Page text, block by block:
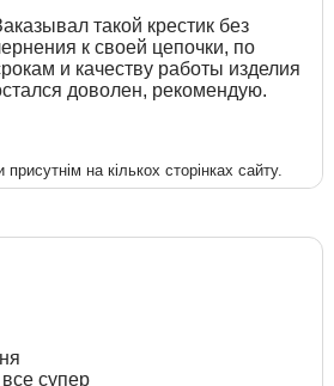
такой крестик без
к своей цепочки, по
и качеству работы изделия
доволен, рекомендую.
на кількох сторінках сайту.
супер